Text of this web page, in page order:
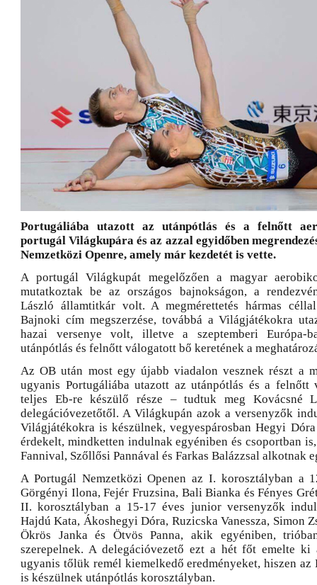
Portugáliába utazott az utánpótlás és a felnőtt
portugál Világkupára és az azzal egyidőben
Nemzetközi Openre, amely már kezdetét is vette.
A portugál Világkupát megelőzően a magyar
mutatkoztak be az országos bajnokságon, a
László államtitkár volt. A megmérettetés hármas
Bajnoki cím megszerzése, továbbá a Világjátékokra
hazai versenye volt, illetve a szeptemberi Európa-
utánpótlás és felnőtt válogatott bő keretének a
Az OB után most egy újabb viadalon vesznek részt a
ugyanis Portugáliába utazott az utánpótlás és a felnőtt
teljes Eb-re készülő része – tudtuk meg Kovácsné
delegációvezetőtől. A Világkupán azok a versenyzők
Világjátékokra is készülnek, vegyespárosban Hegyi
érdekelt, mindketten indulnak egyéniben és csoportban
Fannival, Szőllősi Pannával és Farkas Balázzsal alkotnak
A Portugál Nemzetközi Openen az I. korosztályban a
Görgényi Ilona, Fejér Fruzsina, Bali Bianka és Fényes
II. korosztályban a 15-17 éves junior versenyzők
Hajdú Kata, Ákoshegyi Dóra, Ruzicska Vanessza, Simon
Ökrös Janka és Ötvös Panna, akik egyéniben,
szerepelnek. A delegációvezető ezt a hét főt emelte
ugyanis tőlük remél kiemelkedő eredményeket, hiszen az
is készülnek utánpótlás korosztályban.